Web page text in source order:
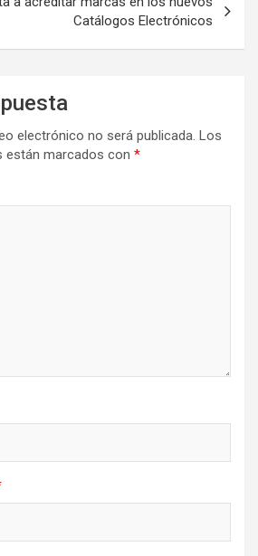
Catálogos Electrónicos
electrónico no será publicada. Los
están marcados con *